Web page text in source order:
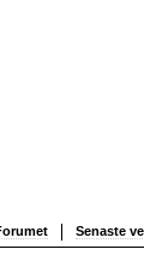
Senaste